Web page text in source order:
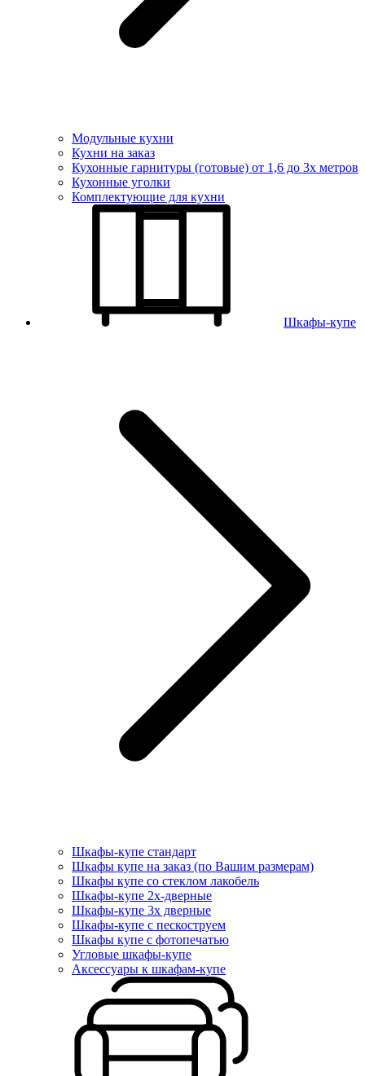
Модульные кухни
Кухни на заказ
Кухонные гарнитуры (готовые) от 1,6 до 3х метров
Кухонные уголки
Комплектующие для кухни
Шкафы-купе
Шкафы-купе стандарт
Шкафы купе на заказ (по Вашим размерам)
Шкафы купе со стеклом лакобель
Шкафы-купе 2х-дверные
Шкафы-купе 3х дверные
Шкафы-купе с пескоструем
Шкафы купе с фотопечатью
Угловые шкафы-купе
Аксессуары к шкафам-купе